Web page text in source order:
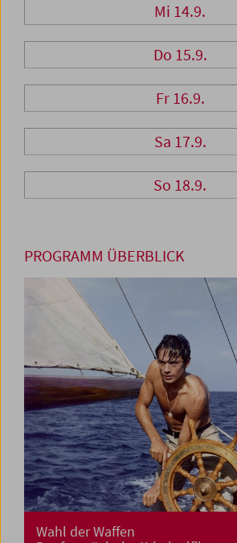
Mi 14.9.
Do 15.9.
Fr 16.9.
Sa 17.9.
So 18.9.
PROGRAMM ÜBERBLICK
Wahl der Waffen